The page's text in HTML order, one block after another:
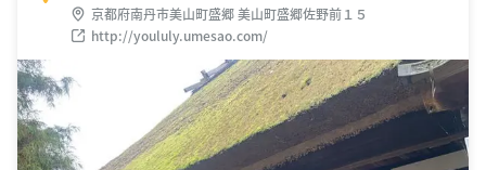
京都府南丹市美山町盛郷 美山町盛郷佐野前１５
http://youluly.umesao.com/